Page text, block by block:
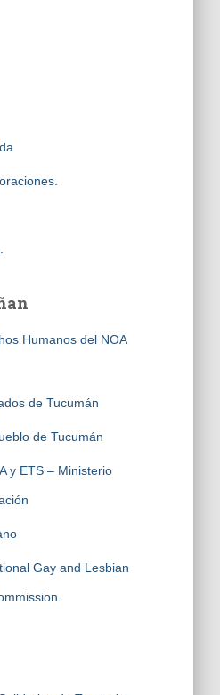
Humanos del NOA
de Tucumán
de Tucumán
y ETS – Ministerio
Gay and Lesbian